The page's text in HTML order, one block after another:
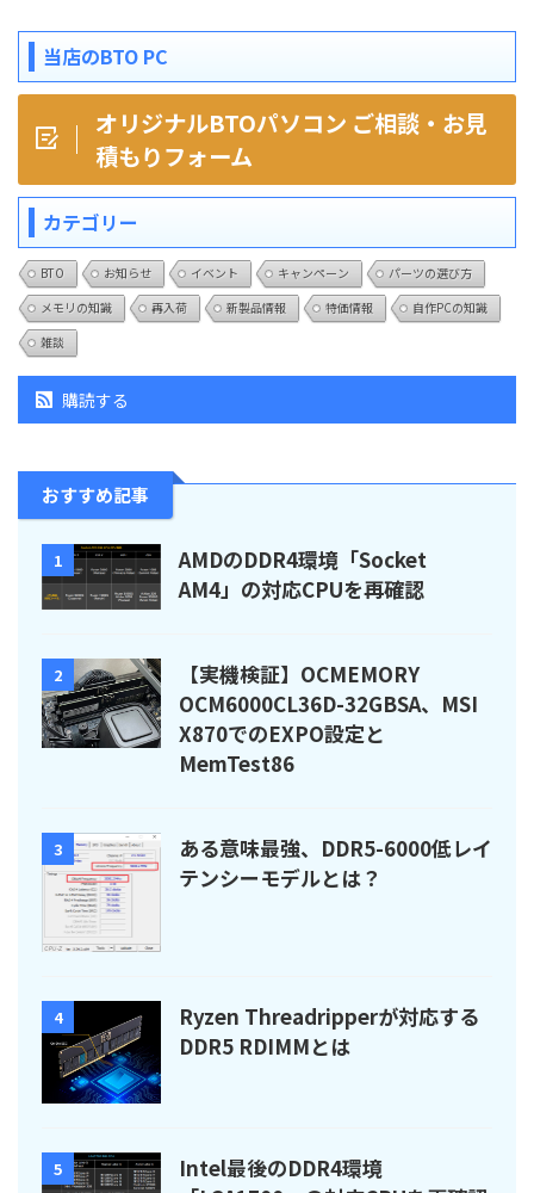
当店のBTO PC
オリジナルBTOパソコン ご相談・お見
積もりフォーム
カテゴリー
BTO お知らせ イベント キャンペーン
パーツの選び方
メモリの知識
再入荷 新製品情報 特価情報
自作PCの知識
雑談
購読する
おすすめ記事
1
AMDのDDR4環境「Socket
AM4」の対応CPUを再確認
2
【実機検証】OCMEMORY
OCM6000CL36D-32GBSA、MSI
X870でのEXPO設定と
MemTest86
3
ある意味最強、DDR5-6000低レイ
テンシーモデルとは？
4
Ryzen Threadripperが対応する
DDR5 RDIMMとは
5
Intel最後のDDR4環境